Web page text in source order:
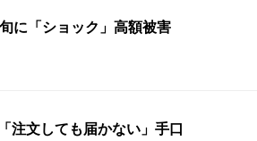
に「ショック」高額被害
注文しても届かない」手口